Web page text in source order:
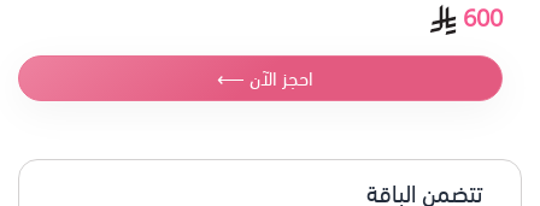
600
احجز الآن ⟵
تتضمن الباقة